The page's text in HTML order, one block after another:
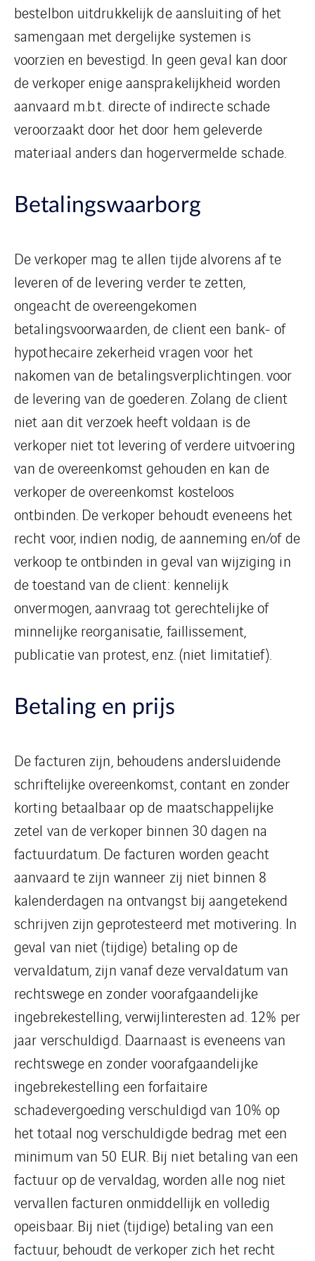
bestelbon uitdrukkelijk de aansluiting of het
samengaan met dergelijke systemen is
voorzien en bevestigd. In geen geval kan door
de verkoper enige aansprakelijkheid worden
aanvaard m.b.t. directe of indirecte schade
veroorzaakt door het door hem geleverde
materiaal anders dan hogervermelde schade.
Betalingswaarborg
De verkoper mag te allen tijde alvorens af te
leveren of de levering verder te zetten,
ongeacht de overeengekomen
betalingsvoorwaarden, de client een bank- of
hypothecaire zekerheid vragen voor het
nakomen van de betalingsverplichtingen. voor
de levering van de goederen. Zolang de client
niet aan dit verzoek heeft voldaan is de
verkoper niet tot levering of verdere uitvoering
van de overeenkomst gehouden en kan de
verkoper de overeenkomst kosteloos
ontbinden. De verkoper behoudt eveneens het
recht voor, indien nodig, de aanneming en/of de
verkoop te ontbinden in geval van wijziging in
de toestand van de client: kennelijk
onvermogen, aanvraag tot gerechtelijke of
minnelijke reorganisatie, faillissement,
publicatie van protest, enz. (niet limitatief).
Betaling en prijs
De facturen zijn, behoudens andersluidende
schriftelijke overeenkomst, contant en zonder
korting betaalbaar op de maatschappelijke
zetel van de verkoper binnen 30 dagen na
factuurdatum. De facturen worden geacht
aanvaard te zijn wanneer zij niet binnen 8
kalenderdagen na ontvangst bij aangetekend
schrijven zijn geprotesteerd met motivering. In
geval van niet (tijdige) betaling op de
vervaldatum, zijn vanaf deze vervaldatum van
rechtswege en zonder voorafgaandelijke
ingebrekestelling, verwijlinteresten ad. 12% per
jaar verschuldigd. Daarnaast is eveneens van
rechtswege en zonder voorafgaandelijke
ingebrekestelling een forfaitaire
schadevergoeding verschuldigd van 10% op
het totaal nog verschuldigde bedrag met een
minimum van 50 EUR. Bij niet betaling van een
factuur op de vervaldag, worden alle nog niet
vervallen facturen onmiddellijk en volledig
opeisbaar. Bij niet (tijdige) betaling van een
factuur, behoudt de verkoper zich het recht